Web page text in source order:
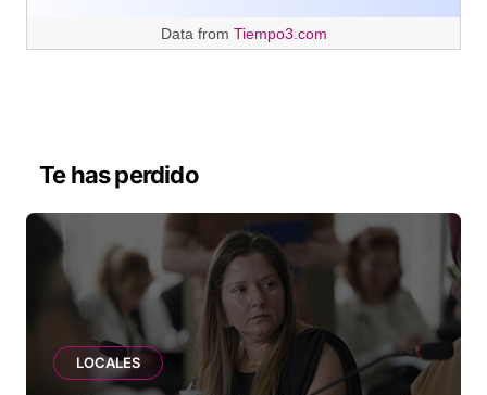
Data from Tiempo3.com
Te has perdido
LOCALES